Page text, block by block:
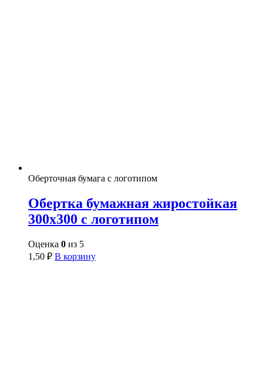
Оберточная бумага с логотипом
Обертка бумажная жиростойкая
300х300 с логотипом
Оценка 0 из 5
1,50 ₽ В корзину